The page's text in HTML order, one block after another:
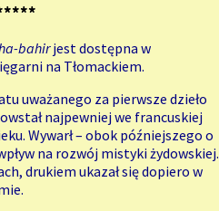
bahirjest dostępna w
na Tłomackiem.
uważanego za pierwsze dzieło
najpewniej we francuskiej
Wywarł – obok późniejszego o
na rozwój mistyki żydowskiej.
drukiem ukazał się dopiero w